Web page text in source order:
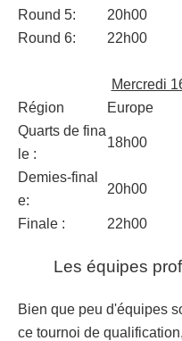
Round 5:
20h00
Round 6:
22h00
Mercredi
Région
Europe
Quarts de fina
le :
18h00
Demies-final
e:
20h00
Finale : 22h00
Les équipes
Bien que peu d'équipes
ce tournoi de